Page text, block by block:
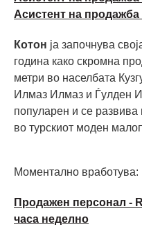
Асистент на продажба
Котон ја започнува
година како скромна
метри во населбата
Илмаз Илмаз и Ѓулден
популарен и се
во турскиот моден
Моментално вработува:
Продажен персонал -
часа неделно